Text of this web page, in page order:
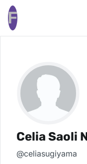
F
Celia Saoli
@celiasugiyama